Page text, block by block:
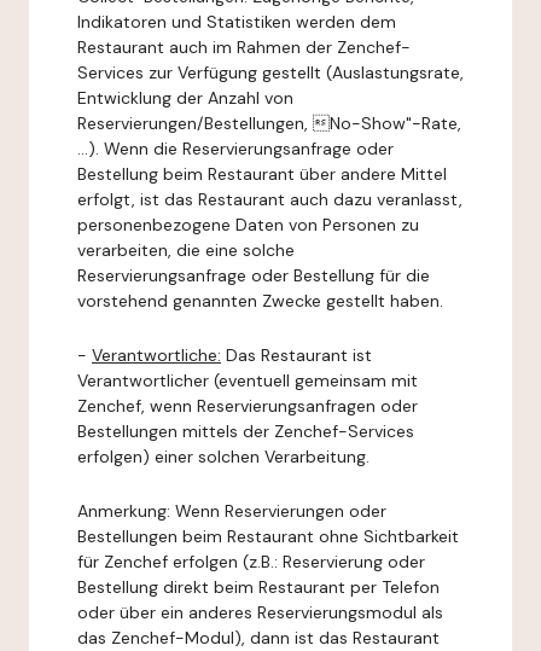
Indikatoren und Statistiken werden dem
Restaurant auch im Rahmen der Zenchef-
Services zur Verfügung gestellt (Auslastungsrate,
Entwicklung der Anzahl von
Reservierungen/Bestellungen, No-Show"-Rate,
...). Wenn die Reservierungsanfrage oder
Bestellung beim Restaurant über andere Mittel
erfolgt, ist das Restaurant auch dazu veranlasst,
personenbezogene Daten von Personen zu
verarbeiten, die eine solche
Reservierungsanfrage oder Bestellung für die
vorstehend genannten Zwecke gestellt haben.
- Verantwortliche: Das Restaurant ist
Verantwortlicher (eventuell gemeinsam mit
Zenchef, wenn Reservierungsanfragen oder
Bestellungen mittels der Zenchef-Services
erfolgen) einer solchen Verarbeitung.
Anmerkung: Wenn Reservierungen oder
Bestellungen beim Restaurant ohne Sichtbarkeit
für Zenchef erfolgen (z.B.: Reservierung oder
Bestellung direkt beim Restaurant per Telefon
oder über ein anderes Reservierungsmodul als
das Zenchef-Modul), dann ist das Restaurant